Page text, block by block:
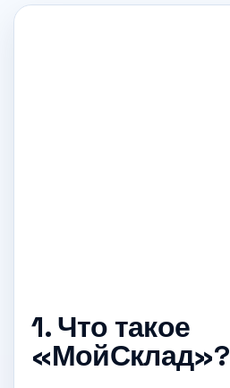
1. Что такое
«МойСклад»?